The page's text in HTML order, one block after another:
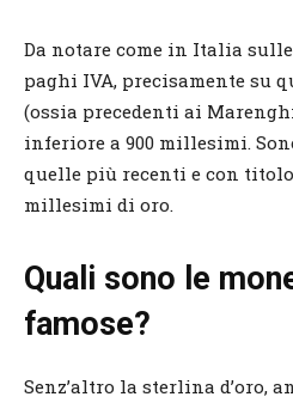
Da notare come in Italia
paghi IVA, precisamente su
(ossia precedenti ai
inferiore a 900 millesimi.
quelle più recenti e con
millesimi di oro.
Quali sono le
famose?
Senz’altro la sterlina d’oro,